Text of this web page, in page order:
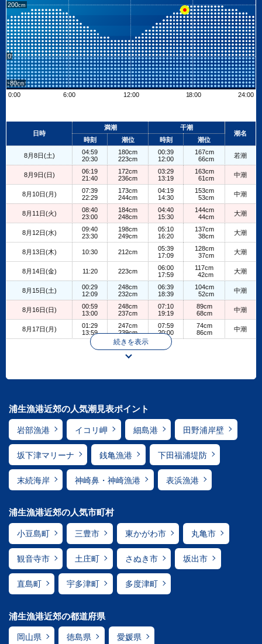
200
0
-80
0:00
6:00 12:00 18:00 24:00
+
日時
満潮
干潮
潮名
時刻
潮位 時刻 潮位
8月8日(土)
04:59
20:30
180cm
223cm
00:39
12:00
167cm
66cm
若潮
8月9日(日)
06:19
21:40
172cm
236cm
03:29
13:19
163cm
61cm
中潮
8月10日(月)
07:39
22:29
173cm
244cm
04:19
14:30
153cm
53cm
中潮
8月11日(火)
08:40
23:00
184cm
248cm
04:40
15:30
144cm
44cm
大潮
8月12日(水)
09:40
23:30
198cm
249cm
05:10
16:20
137cm
38cm
大潮
8月13日(木) 10:30 212cm
05:39
17:09
128cm
37cm
大潮
8月14日(金) 11:20 223cm
06:00
17:59
117cm
42cm
大潮
8月15日(土)
00:29
12:09
248cm
232cm
06:39
18:39
104cm
52cm
中潮
8月16日(日)
00:59
13:00
248cm
237cm
07:10
19:19
89cm
68cm
中潮
8月17日(月)
01:29
13:59
247cm
239cm
07:59
20:00
74cm
86cm
中潮
続きを表示
浦生漁港近郊の人気潮見表ポイント
岩部漁港 イコリ岬 細島港 田野浦岸壁
坂下津マリーナ 銭亀漁港 下田福浦堤防
末続海岸 神崎鼻・神崎漁港 表浜漁港
浦生漁港近郊の人気市町村
小豆島町 三豊市 東かがわ市 丸亀市
観音寺市 土庄町 さぬき市 坂出市
直島町 宇多津町 多度津町
浦生漁港近郊の都道府県
岡山県 徳島県 愛媛県